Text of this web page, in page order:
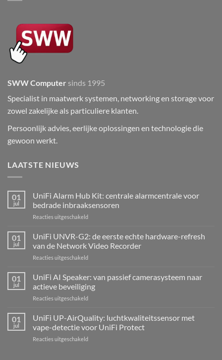
SWW Computer sinds 1995
Specialist in maatwerk systemen, networking en storage voor
zowel zakelijke als particuliere klanten.
Persoonlijk advies, eerlijke oplossingen en technologie die
gewoon werkt.
LAATSTE NIEUWS
01
jul
UniFi Alarm Hub Kit: centrale alarmcentrale voor
bedrade inbraaksensoren
Reacties uitgeschakeldvoor
Alarm
Hub
Kit:
voor
inbraaksensoren
01
jul
UniFi UNVR-G2: de eerste echte hardware-refresh
van de Network Video Recorder
Reacties uitgeschakeldvoor
G2:
de
hardware-
refresh
de
01
jul
UniFi AI Speaker: van passief camerasysteem naar
actieve beveiliging
Reacties uitgeschakeldvoor
Speaker:
van
01
jul
UniFi UP-AirQuality: luchtkwaliteitssensor met
vape-detectie voor UniFi Protect
Reacties uitgeschakeldvoor